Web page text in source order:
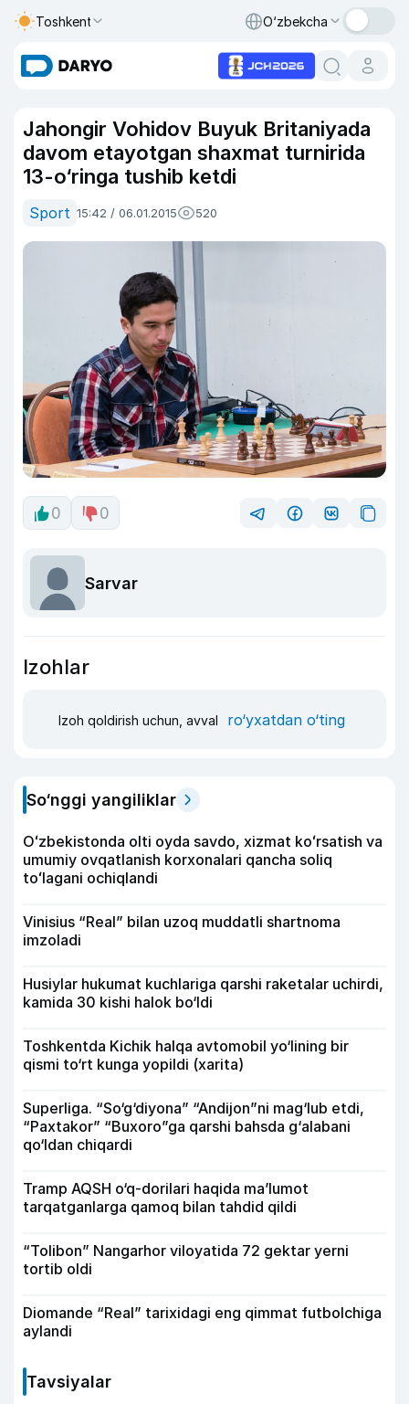
Toshkent O‘zbekcha
Jahongir Vohidov Buyuk Britaniyada
davom etayotgan shaxmat turnirida
13-o‘ringa tushib ketdi
Sport 15:42 / 06.01.2015 520
0 0
Sarvar
Izohlar
Izoh qoldirish uchun, avval ro‘yxatdan o‘ting
So‘nggi yangiliklar
Oʻzbekistonda olti oyda savdo, xizmat koʻrsatish va
umumiy ovqatlanish korxonalari qancha soliq
toʻlagani ochiqlandi
Vinisius “Real” bilan uzoq muddatli shartnoma
imzoladi
Husiylar hukumat kuchlariga qarshi raketalar uchirdi,
kamida 30 kishi halok bo‘ldi
Toshkentda Kichik halqa avtomobil yo‘lining bir
qismi to‘rt kunga yopildi (xarita)
Superliga. “So‘g‘diyona” “Andijon”ni mag‘lub etdi,
“Paxtakor” “Buxoro”ga qarshi bahsda g‘alabani
qo‘ldan chiqardi
Tramp AQSH o‘q-dorilari haqida ma’lumot
tarqatganlarga qamoq bilan tahdid qildi
“Tolibon” Nangarhor viloyatida 72 gektar yerni
tortib oldi
Diomande “Real” tarixidagi eng qimmat futbolchiga
aylandi
Tavsiyalar